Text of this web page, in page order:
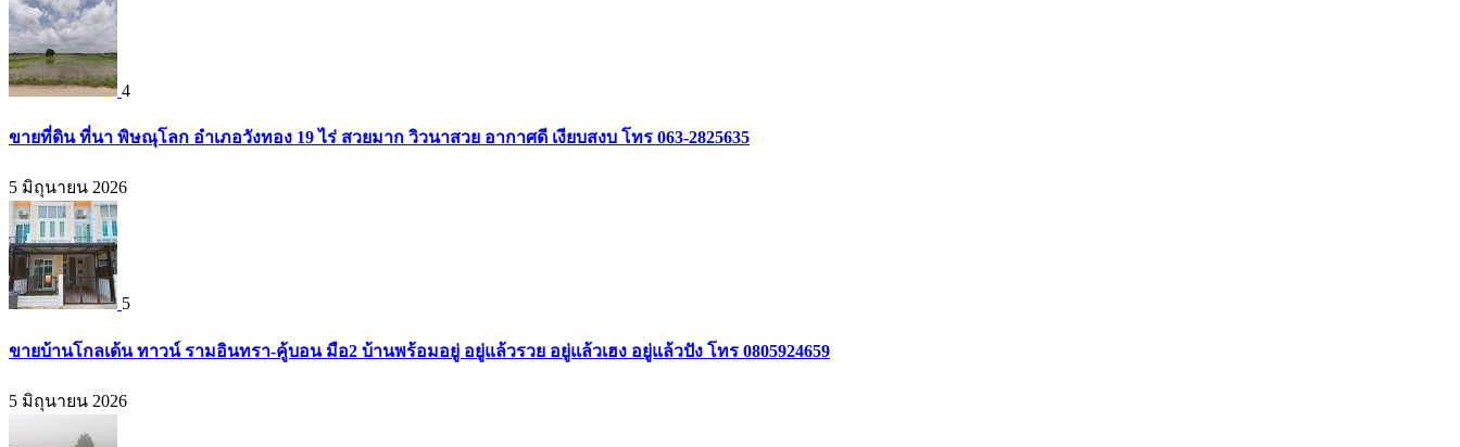
4
ขายที่ดิน ที่นา พิษณุโลก อำเภอวังทอง 19 ไร่ สวยมาก วิวนาสวย อากาศดี เงียบสงบ โทร 063-2825635
5 มิถุนายน 2026
5
ขายบ้านโกลเด้น ทาวน์ รามอินทรา-คู้บอน มือ2 บ้านพร้อมอยู่ อยู่แล้วรวย อยู่แล้วเฮง อยู่แล้วปัง โทร 0805924659
5 มิถุนายน 2026